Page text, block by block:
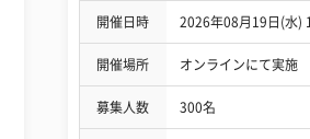
開催日時 2026年08月19日(水)
開催場所 オンラインにて実施
募集人数 300名